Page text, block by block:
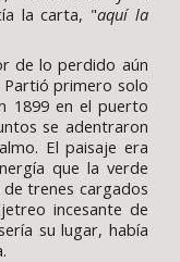
la carta, "aquí la
de lo perdido aún
Partió primero solo
1899 en el puerto
se adentraron
El paisaje era
que la verde
de trenes cargados
incesante de
su lugar, había